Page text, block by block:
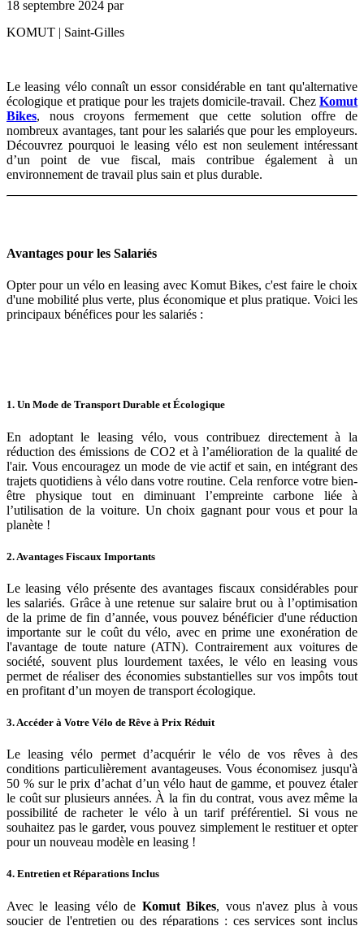
18 septembre 2024 par
KOMUT | Saint-Gilles
Le leasing vélo connaît un essor considérable en tant qu'alternative
écologique et pratique pour les trajets domicile-travail. Chez Komut
Bikes, nous croyons fermement que cette solution offre de
nombreux avantages, tant pour les salariés que pour les employeurs.
Découvrez pourquoi le leasing vélo est non seulement intéressant
d’un point de vue fiscal, mais contribue également à un
environnement de travail plus sain et plus durable.
Avantages pour les Salariés
Opter pour un vélo en leasing avec Komut Bikes, c'est faire le choix
d'une mobilité plus verte, plus économique et plus pratique. Voici les
principaux bénéfices pour les salariés :
1. Un Mode de Transport Durable et Écologique
En adoptant le leasing vélo, vous contribuez directement à la
réduction des émissions de CO2 et à l’amélioration de la qualité de
l'air. Vous encouragez un mode de vie actif et sain, en intégrant des
trajets quotidiens à vélo dans votre routine. Cela renforce votre bien-
être physique tout en diminuant l’empreinte carbone liée à
l’utilisation de la voiture. Un choix gagnant pour vous et pour la
planète !
2. Avantages Fiscaux Importants
Le leasing vélo présente des avantages fiscaux considérables pour
les salariés. Grâce à une retenue sur salaire brut ou à l’optimisation
de la prime de fin d’année, vous pouvez bénéficier d'une réduction
importante sur le coût du vélo, avec en prime une exonération de
l'avantage de toute nature (ATN). Contrairement aux voitures de
société, souvent plus lourdement taxées, le vélo en leasing vous
permet de réaliser des économies substantielles sur vos impôts tout
en profitant d’un moyen de transport écologique.
3. Accéder à Votre Vélo de Rêve à Prix Réduit
Le leasing vélo permet d’acquérir le vélo de vos rêves à des
conditions particulièrement avantageuses. Vous économisez jusqu'à
50 % sur le prix d’achat d’un vélo haut de gamme, et pouvez étaler
le coût sur plusieurs années. À la fin du contrat, vous avez même la
possibilité de racheter le vélo à un tarif préférentiel. Si vous ne
souhaitez pas le garder, vous pouvez simplement le restituer et opter
pour un nouveau modèle en leasing !
4. Entretien et Réparations Inclus
Avec le leasing vélo de Komut Bikes, vous n'avez plus à vous
soucier de l'entretien ou des réparations : ces services sont inclus